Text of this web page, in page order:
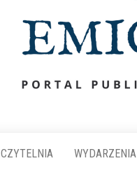
CZYTELNIA WYDARZENIA